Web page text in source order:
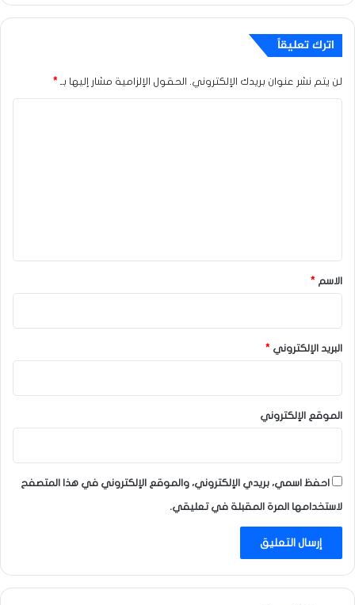
اترك تعليقاً
لن يتم نشر عنوان بريدك الإلكتروني. الحقول الإلزامية مشار إليها بـ *
*
الاسم *
البريد الإلكتروني *
الموقع الإلكتروني
احفظ اسمي، بريدي الإلكتروني، والموقع الإلكتروني في هذا المتصفح
لاستخدامها المرة المقبلة في تعليقي.